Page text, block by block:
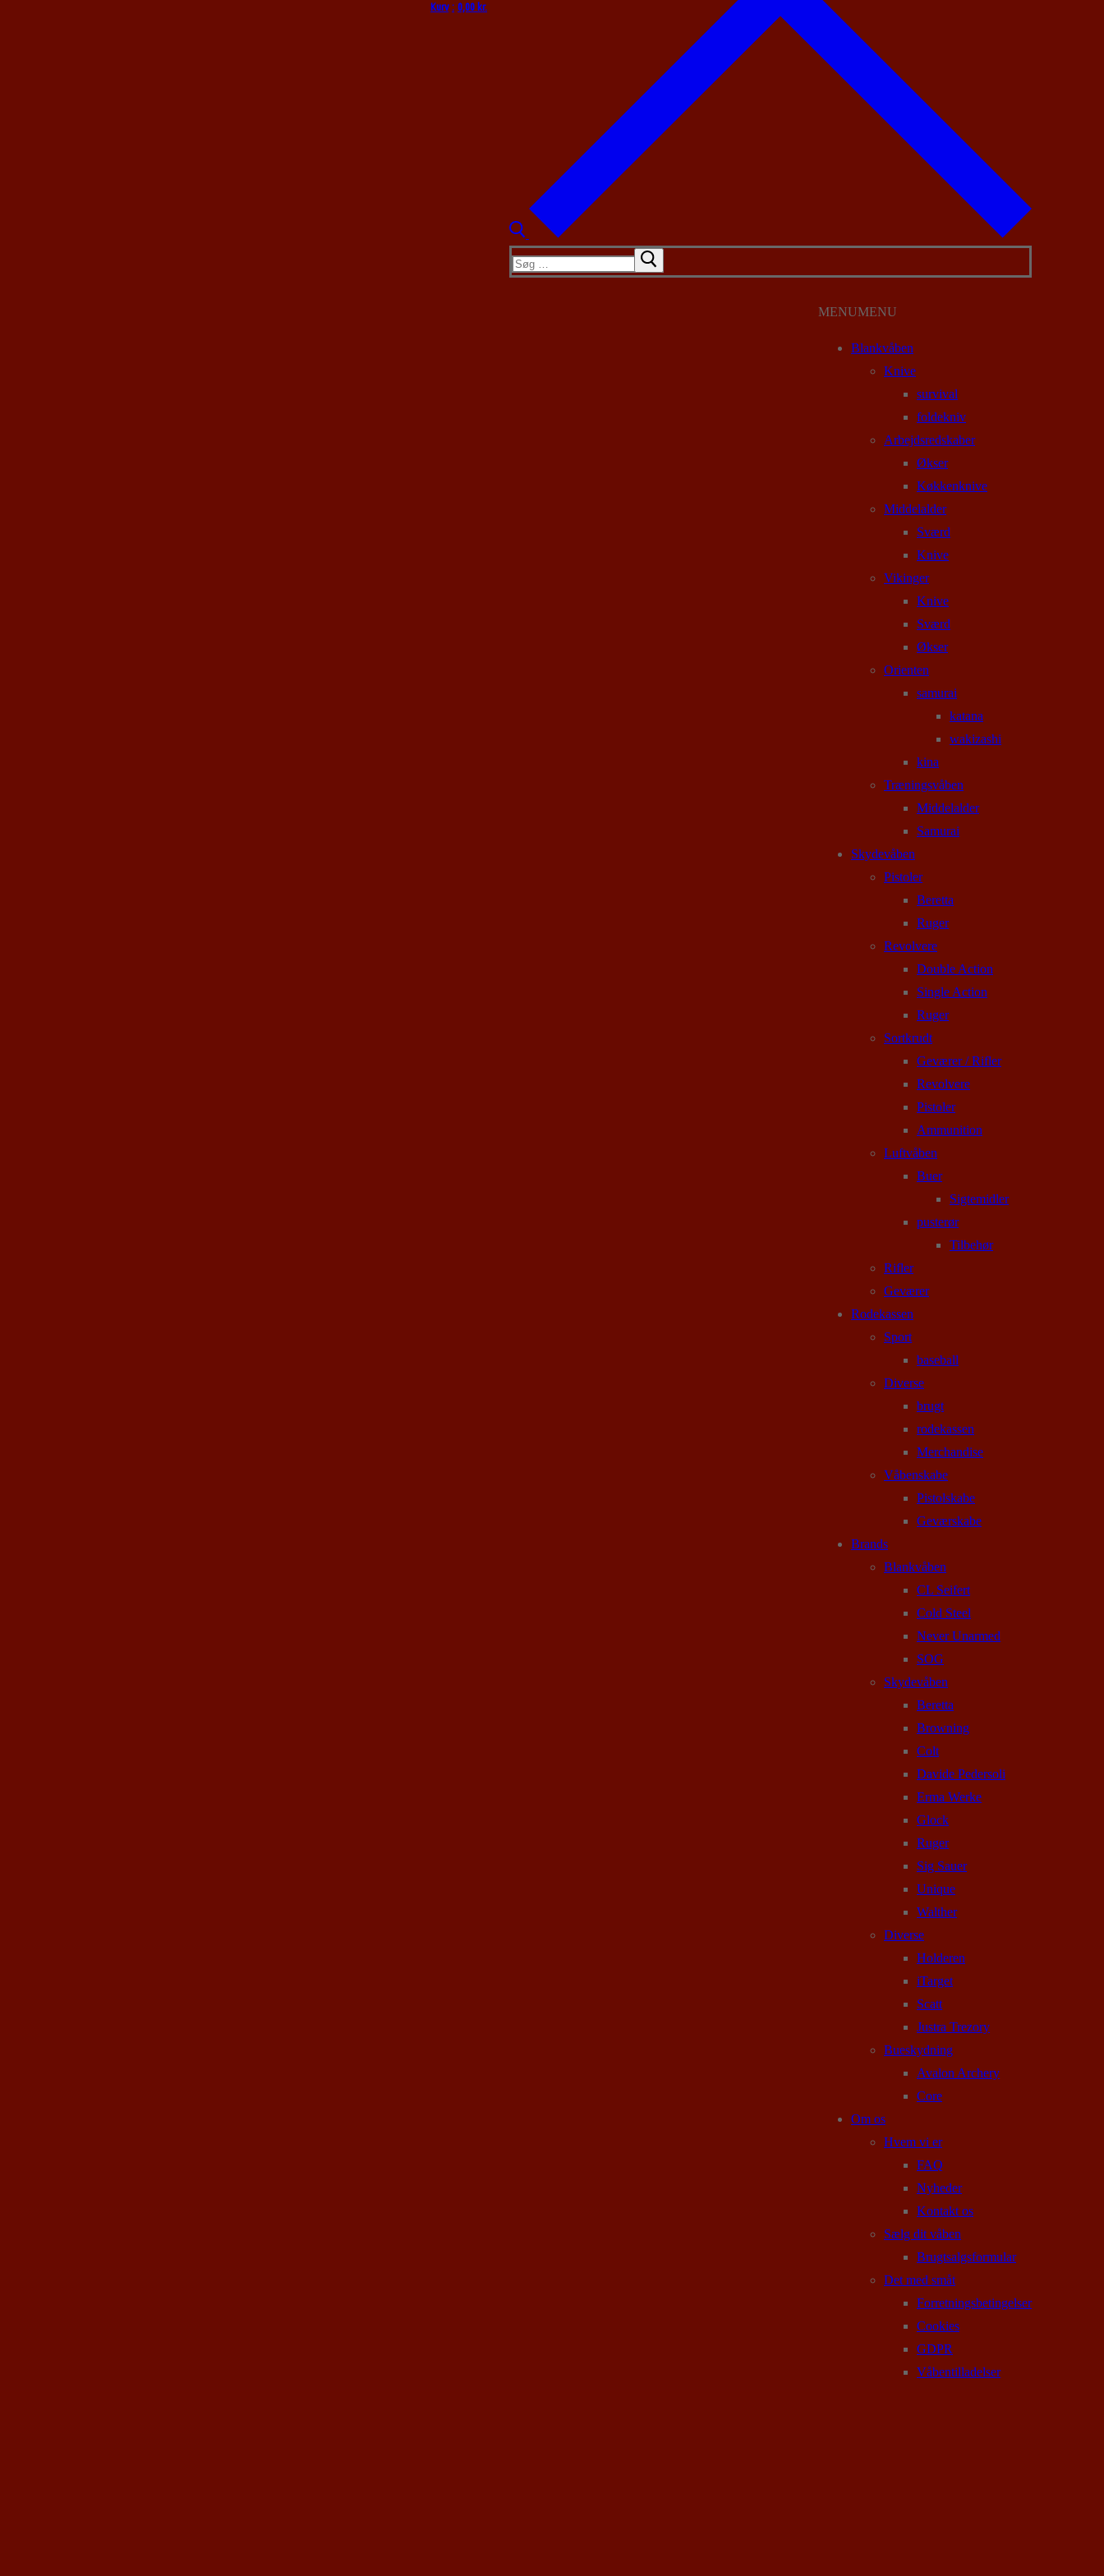
Kurv : 0,00kr.
Søg
efter:
MENUMENU
Blankvåben
Knive
survival
foldekniv
Arbejdsredskaber
Økser
Køkkenknive
Middelalder
Sværd
Knive
Vikinger
Knive
Sværd
Økser
Orienten
samurai
katana
wakizashi
kina
Træningsvåben
Middelalder
Samurai
Skydevåben
Pistoler
Beretta
Ruger
Revolvere
Double Action
Single Action
Ruger
Sortkrudt
Geværer / Rifler
Revolvere
Pistoler
Ammunition
Luftvåben
Buer
Sigtemidler
pusterør
Tilbehør
Rifler
Geværer
Rodekassen
Sport
baseball
Diverse
brugt
rodekassen
Merchandise
Våbenskabe
Pistolskabe
Geværskabe
Brands
Blankvåben
CL Seifert
Cold Steel
Never Unarmed
SOG
Skydevåben
Beretta
Browning
Colt
Davide Pedersoli
Erma Werke
Glock
Ruger
Sig Sauer
Unique
Walther
Diverse
Holderen
iTarget
Scatt
Justra Trezory
Bueskydning
Avalon Archery
Core
Om os
Hvem vi er
FAQ
Nyheder
Kontakt os
Sælg dit våben
Brugtsalgsformular
Det med småt
Forretningsbetingelser
Cookies
GDPR
Våbentilladelser